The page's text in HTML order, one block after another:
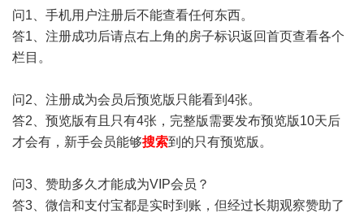
问1、手机用户注册后不能查看任何东西。
答1、注册成功后请点右上角的房子标识返回首页查看各个
栏目。
问2、注册成为会员后预览版只能看到4张。
答2、预览版有且只有4张，完整版需要发布预览版10天后
才会有，新手会员能够搜索到的只有预览版。
问3、赞助多久才能成为VIP会员？
答3、微信和支付宝都是实时到账，但经过长期观察赞助了